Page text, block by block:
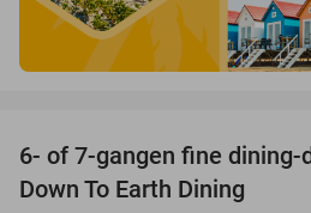
6- of 7-gangen fine dining-
Down To Earth Dining